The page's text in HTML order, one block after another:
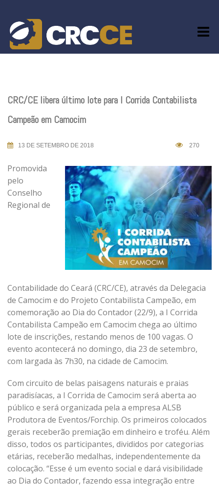
content
CRC/CE libera último lote para I Corrida Contabilista
Campeão em Camocim
13 DE SETEMBRO DE 2018 270
Promovida
pelo
Conselho
Regional de
Contabilidade do Ceará (CRC/CE), através da Delegacia
de Camocim e do Projeto Contabilista Campeão, em
comemoração ao Dia do Contador (22/9), a I Corrida
Contabilista Campeão em Camocim chega ao último
lote de inscrições, restando menos de 100 vagas. O
evento acontecerá no domingo, dia 23 de setembro,
com largada às 7h30, na cidade de Camocim.
Com circuito de belas paisagens naturais e praias
paradisíacas, a I Corrida de Camocim será aberta ao
público e será organizada pela a empresa ALSB
Produtora de Eventos/Forchip. Os primeiros colocados
gerais receberão premiação em dinheiro e troféu. Além
disso, todos os participantes, divididos por categorias
etárias, receberão medalhas, independentemente da
colocação. “Esse é um evento social e dará visibilidade
ao Dia do Contador, fazendo essa integração entre